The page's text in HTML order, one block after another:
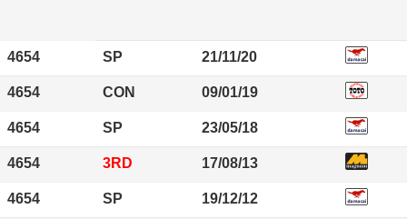
4654 SP 21/11/20
4654 CON 09/01/19
4654 SP 23/05/18
4654 3RD 17/08/13
4654 SP 19/12/12